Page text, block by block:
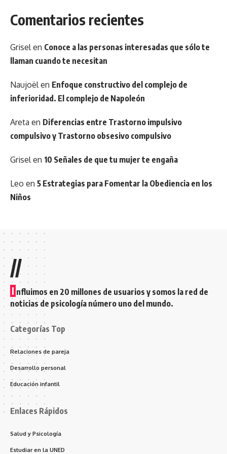
Comentarios recientes
Griselen Conoce a las personas interesadas que sólo te
llaman cuando te necesitan
Naujoëlen Enfoque constructivo del complejo de
inferioridad. El complejo de Napoleón
Areta en Diferencias entre Trastorno impulsivo
compulsivo y Trastorno obsesivo compulsivo
Griselen 10 Señales de que tu mujer te engaña
Leo en 5 Estrategias para Fomentar la Obediencia en los
Niños
//
I nfluimos en 20 millones de usuarios y somos la red de
noticias de psicología número uno del mundo.
Categorías Top
Relaciones de pareja
Desarrollo personal
Educación infantil
Enlaces Rápidos
Salud y Psicología
Estudiar en la UNED